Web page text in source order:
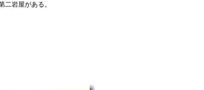
岩屋がある。